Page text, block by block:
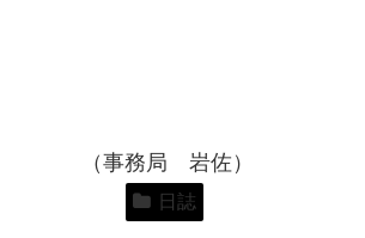
（事務局 岩佐）
日誌